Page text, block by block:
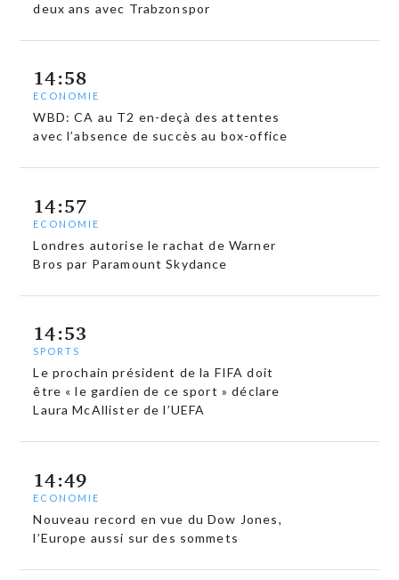
deux ans avec Trabzonspor
14:58
ECONOMIE
WBD: CA au T2 en-deçà des attentes
avec l’absence de succès au box-office
14:57
ECONOMIE
Londres autorise le rachat de Warner
Bros par Paramount Skydance
14:53
SPORTS
Le prochain président de la FIFA doit
être « le gardien de ce sport » déclare
Laura McAllister de l’UEFA
14:49
ECONOMIE
Nouveau record en vue du Dow Jones,
l’Europe aussi sur des sommets